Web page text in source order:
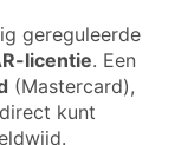
gereguleerde
licentie. Een
(Mastercard),
kunt